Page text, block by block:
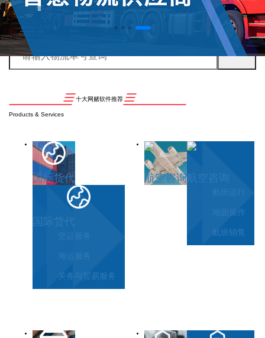
十大网赌软件推荐
Products & Services
国际货代
国际货代
空运服务
海运服务
关务与贸易服务
航空咨询航空咨询
航班运行
地面操作
航班销售